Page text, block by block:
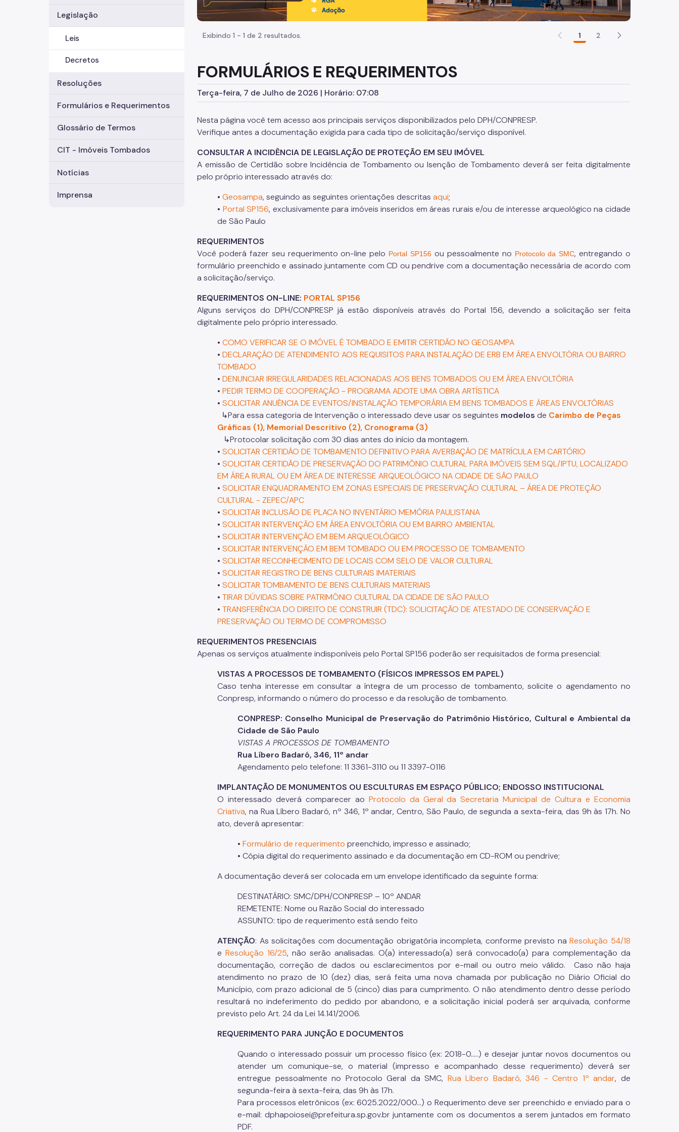
Legislação
Leis
Decretos
Resoluções
Formulários e Requerimentos
Glossário de Termos
CIT - Imóveis Tombados
Notícias
Imprensa
Exibindo 1 - 1 de 2 resultados. 1 2
FORMULÁRIOS E REQUERIMENTOS
Terça-feira, 7 de Julho de 2026 | Horário: 07:08
Nesta página você tem acesso aos principais serviços disponibilizados pelo DPH/CONPRESP.
Verifique antes a documentação exigida para cada tipo de solicitação/serviço disponível.
CONSULTAR A INCIDÊNCIA DE LEGISLAÇÃO DE PROTEÇÃO EM SEU IMÓVEL
A emissão de Certidão sobre Incidência de Tombamento ou Isenção de Tombamento deverá ser feita digitalmente
pelo próprio interessado através do:
• Geosampa, seguindo as seguintes orientações descritas aqui;
• Portal SP156, exclusivamente para imóveis inseridos em áreas rurais e/ou de interesse arqueológico na cidade
de São Paulo
REQUERIMENTOS
Você poderá fazer seu requerimento on-line pelo Portal SP156 ou pessoalmente no Protocolo da SMC, entregando o
formulário preenchido e assinado juntamente com CD ou pendrive com a documentação necessária de acordo com
a solicitação/serviço.
REQUERIMENTOS ON-LINE: PORTAL SP156
Alguns serviços do DPH/CONPRESP já estão disponíveis através do Portal 156, devendo a solicitação ser feita
digitalmente pelo próprio interessado.
• COMO VERIFICAR SE O IMÓVEL É TOMBADO E EMITIR CERTIDÃO NO GEOSAMPA
• DECLARAÇÃO DE ATENDIMENTO AOS REQUISITOS PARA INSTALAÇÃO DE ERB EM ÁREA ENVOLTÓRIA OU BAIRRO
TOMBADO
• DENUNCIAR IRREGULARIDADES RELACIONADAS AOS BENS TOMBADOS OU EM ÁREA ENVOLTÓRIA
• PEDIR TERMO DE COOPERAÇÃO - PROGRAMA ADOTE UMA OBRA ARTÍSTICA
• SOLICITAR ANUÊNCIA DE EVENTOS/INSTALAÇÃO TEMPORÁRIA EM BENS TOMBADOS E ÁREAS ENVOLTÓRIAS
↳Para essa categoria de Intervenção o interessado deve usar os seguintes modelos de Carimbo de Peças
Gráficas (1), Memorial Descritivo (2), Cronograma (3)
↳Protocolar solicitação com 30 dias antes do início da montagem.
• SOLICITAR CERTIDÃO DE TOMBAMENTO DEFINITIVO PARA AVERBAÇÃO DE MATRÍCULA EM CARTÓRIO
• SOLICITAR CERTIDÃO DE PRESERVAÇÃO DO PATRIMÔNIO CULTURAL PARA IMÓVEIS SEM SQL/IPTU, LOCALIZADO
EM ÁREA RURAL OU EM ÁREA DE INTERESSE ARQUEOLÓGICO NA CIDADE DE SÃO PAULO
• SOLICITAR ENQUADRAMENTO EM ZONAS ESPECIAIS DE PRESERVAÇÃO CULTURAL – ÁREA DE PROTEÇÃO
CULTURAL - ZEPEC/APC
• SOLICITAR INCLUSÃO DE PLACA NO INVENTÁRIO MEMÓRIA PAULISTANA
• SOLICITAR INTERVENÇÃO EM ÁREA ENVOLTÓRIA OU EM BAIRRO AMBIENTAL
• SOLICITAR INTERVENÇÃO EM BEM ARQUEOLÓGICO
• SOLICITAR INTERVENÇÃO EM BEM TOMBADO OU EM PROCESSO DE TOMBAMENTO
• SOLICITAR RECONHECIMENTO DE LOCAIS COM SELO DE VALOR CULTURAL
• SOLICITAR REGISTRO DE BENS CULTURAIS IMATERIAIS
• SOLICITAR TOMBAMENTO DE BENS CULTURAIS MATERIAIS
• TIRAR DÚVIDAS SOBRE PATRIMÔNIO CULTURAL DA CIDADE DE SÃO PAULO
• TRANSFERÊNCIA DO DIREITO DE CONSTRUIR (TDC): SOLICITAÇÃO DE ATESTADO DE CONSERVAÇÃO E
PRESERVAÇÃO OU TERMO DE COMPROMISSO
REQUERIMENTOS PRESENCIAIS
Apenas os serviços atualmente indisponíveis pelo Portal SP156 poderão ser requisitados de forma presencial:
VISTAS A PROCESSOS DE TOMBAMENTO (FÍSICOS IMPRESSOS EM PAPEL)
Caso tenha interesse em consultar a íntegra de um processo de tombamento, solicite o agendamento no
Conpresp, informando o número do processo e da resolução de tombamento.
CONPRESP: Conselho Municipal de Preservação do Patrimônio Histórico, Cultural e Ambiental da
Cidade de São Paulo
VISTAS A PROCESSOS DE TOMBAMENTO
Rua Líbero Badaró, 346, 11º andar
Agendamento pelo telefone: 11 3361-3110 ou 11 3397-0116
IMPLANTAÇÃO DE MONUMENTOS OU ESCULTURAS EM ESPAÇO PÚBLICO; ENDOSSO INSTITUCIONAL
O interessado deverá comparecer ao Protocolo da Geral da Secretaria Municipal de Cultura e Economia
Criativa, na Rua Líbero Badaró, nº 346, 1º andar, Centro, São Paulo, de segunda a sexta-feira, das 9h às 17h. No
ato, deverá apresentar:
• Formulário de requerimento preenchido, impresso e assinado;
• Cópia digital do requerimento assinado e da documentação em CD-ROM ou pendrive;
A documentação deverá ser colocada em um envelope identificado da seguinte forma:
DESTINATÁRIO: SMC/DPH/CONPRESP – 10º ANDAR
REMETENTE: Nome ou Razão Social do interessado
ASSUNTO: tipo de requerimento está sendo feito
ATENÇÃO: As solicitações com documentação obrigatória incompleta, conforme previsto naResolução 54/18
e Resolução 16/25, não serão analisadas. O(a) interessado(a) será convocado(a) para complementação da
documentação, correção de dados ou esclarecimentos por e-mail ou outro meio válido. Caso não haja
atendimento no prazo de 10 (dez) dias, será feita uma nova chamada por publicação no Diário Oficial do
Município, com prazo adicional de 5 (cinco) dias para cumprimento. O não atendimento dentro desse período
resultará no indeferimento do pedido por abandono, e a solicitação inicial poderá ser arquivada, conforme
previsto pelo Art. 24 da Lei 14.141/2006.
REQUERIMENTO PARA JUNÇÃO E DOCUMENTOS
Quando o interessado possuir um processo físico (ex: 2018-0.....) e desejar juntar novos documentos ou
atender um comunique-se, o material (impresso e acompanhado desse requerimento) deverá ser
entregue pessoalmente no Protocolo Geral da SMC, Rua Líbero Badaró, 346 - Centro 1º andar, de
segunda-feira à sexta-feira, das 9h às 17h.
Para processos eletrônicos (ex: 6025.2022/000...) o Requerimento deve ser preenchido e enviado para o
e-mail: dphapoiosei@prefeitura.sp.gov.br juntamente com os documentos a serem juntados em formato
PDF.